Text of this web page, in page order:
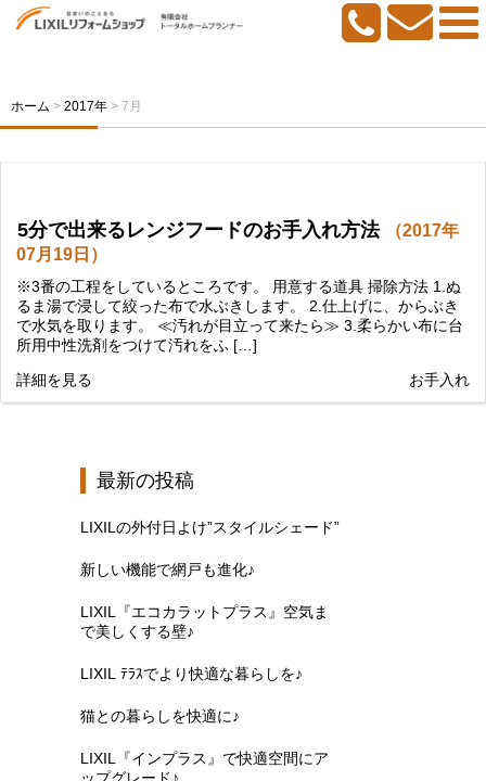
ホーム > 2017年 > 7月
5分で出来るレンジフードのお手入れ方法
（2017年
07月19日）
※3番の工程をしているところです。 用意する道具 掃除方法 1.ぬ
るま湯で浸して絞った布で水ぶきします。 2.仕上げに、からぶき
で水気を取ります。 ≪汚れが目立って来たら≫ 3.柔らかい布に台
所用中性洗剤をつけて汚れをふ […]
詳細を見る
お手入れ
最新の投稿
LIXILの外付日よけ”スタイルシェード”
新しい機能で網戸も進化♪
LIXIL『エコカラットプラス』空気ま
で美しくする壁♪
LIXIL ﾃﾗｽでより快適な暮らしを♪
猫との暮らしを快適に♪
LIXIL『インプラス』で快適空間にア